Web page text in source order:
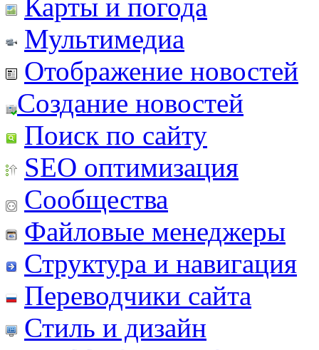
Карты и погода
Мультимедиа
Отображение новостей
Создание новостей
Поиск по сайту
SEO оптимизация
Сообщества
Файловые менеджеры
Структура и навигация
Переводчики сайта
Стиль и дизайн